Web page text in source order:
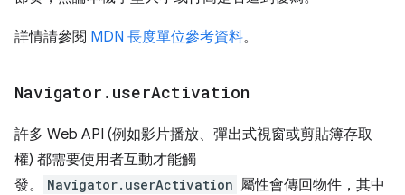
詳情請參閱 MDN 長度單位參考資料。
Navigator . userActivation
許多 Web API (例如影片播放、彈出式視窗或剪貼簿存取
權) 都需要使用者互動才能觸
發。
Navigator.userActivation 屬性會傳回物件，其中